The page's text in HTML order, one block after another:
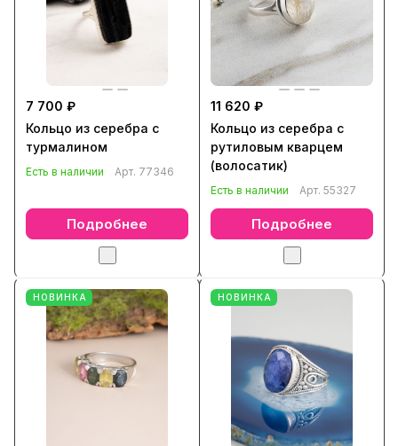
7 700 ₽
Кольцо из серебра с
турмалином
Есть в наличии Арт. 77346
Подробнее
11 620 ₽
Кольцо из серебра с
рутиловым кварцем
(волосатик)
Есть в наличии Арт. 55327
Подробнее
НОВИНКА НОВИНКА